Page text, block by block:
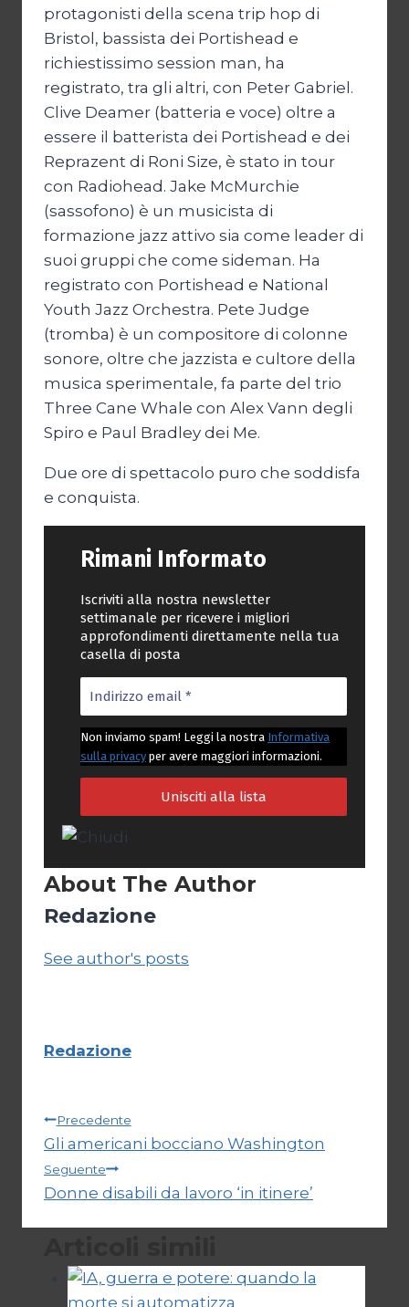
protagonisti della scena trip hop di
Bristol, bassista dei Portishead e
richiestissimo session man, ha
registrato, tra gli altri, con Peter Gabriel.
Clive Deamer (batteria e voce) oltre a
essere il batterista dei Portishead e dei
Reprazent di Roni Size, è stato in tour
con Radiohead. Jake McMurchie
(sassofono) è un musicista di
formazione jazz attivo sia come leader di
suoi gruppi che come sideman. Ha
registrato con Portishead e National
Youth Jazz Orchestra. Pete Judge
(tromba) è un compositore di colonne
sonore, oltre che jazzista e cultore della
musica sperimentale, fa parte del trio
Three Cane Whale con Alex Vann degli
Spiro e Paul Bradley dei Me.
Due ore di spettacolo puro che soddisfa
e conquista.
Rimani Informato
Iscriviti alla nostra newsletter
settimanale per ricevere i migliori
approfondimenti direttamente nella tua
casella di posta
Non inviamo spam! Leggi la nostra Informativa
sulla privacy per avere maggiori informazioni.
About The Author
Redazione
See author's posts
Redazione
Navigazione
articoli
Precedente
Gli americani bocciano Washington
Seguente
Donne disabili da lavoro ‘in itinere’